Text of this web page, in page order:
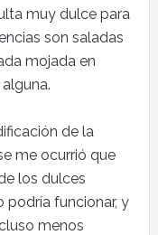
muy dulce para
son saladas
mojada en
de la
me ocurrió que
los dulces
funcionar, y
menos